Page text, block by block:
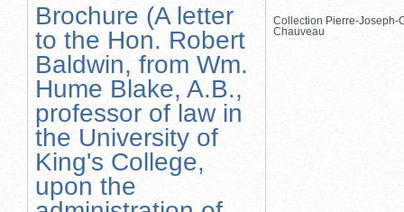
Brochure (A letter
to the Hon. Robert
Baldwin, from Wm.
Hume Blake, A.B.,
professor of law in
the University of
King's College,
upon the
Collection Pierre-Joseph-
Chauveau